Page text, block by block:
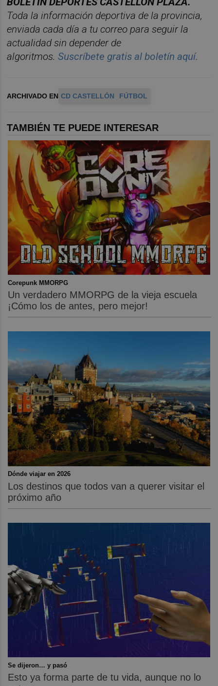
Toda la información deportiva de la provincia,
enviada cada día a tu correo para seguir la
actualidad sin depender de
algoritmos.Suscríbete gratis al boletín aquí.
ARCHIVADO EN CD CASTELLÓN FÚTBOL
TAMBIÉN TE PUEDE INTERESAR
Corepunk MMORPG
Un verdadero MMORPG de la vieja escuela
¡Cómo los de antes, pero mejor!
Dónde viajar en 2026
Los destinos que todos van a querer visitar el
próximo año
Se dijeron… y pasó
Esto ya forma parte de tu vida, aunque no lo